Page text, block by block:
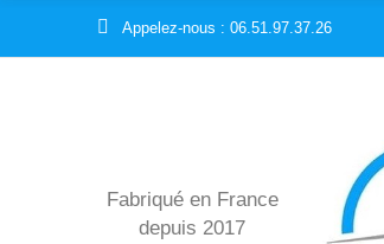
Appelez-nous : 06.51.97.37.26
Fabriqué en France
depuis 2017